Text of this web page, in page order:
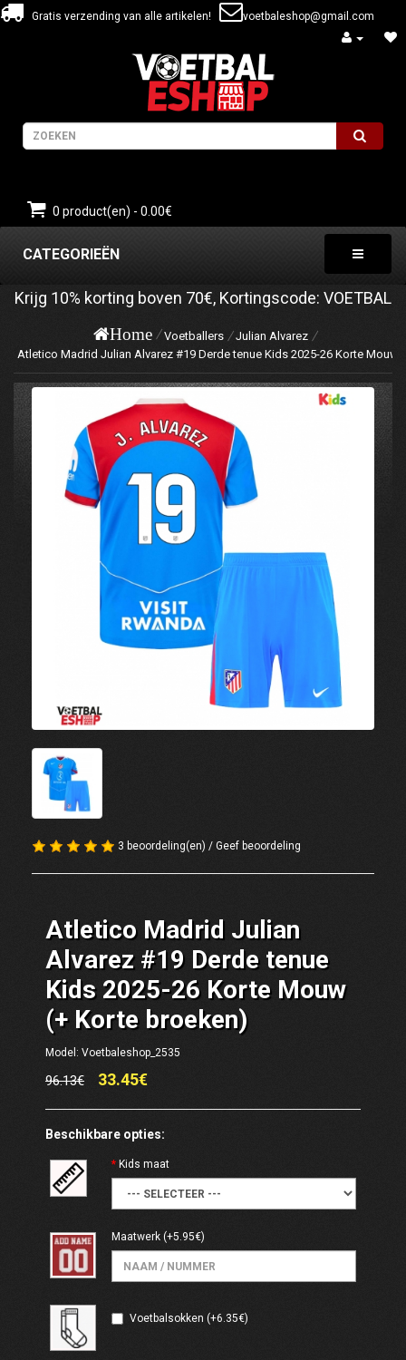
Gratis verzending van alle artikelen! voetbaleshop@gmail.com
0 product(en) - 0.00€
CATEGORIEËN
Krijg 10% korting boven 70€, Kortingscode: VOETBAL
Home Voetballers
Julian Alvarez
Atletico Madrid Julian Alvarez #19 Derde tenue Kids 2025-26 Korte Mouw
3 beoordeling(en) / Geef beoordeling
Atletico Madrid Julian
Alvarez #19 Derde tenue
Kids 2025-26 Korte Mouw
(+ Korte broeken)
Model: Voetbaleshop_2535
96.13€ 33.45€
Beschikbare opties:
Kids maat
Maatwerk(+5.95€)
Voetbalsokken (+6.35€)